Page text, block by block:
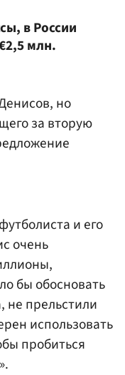
в России
млн.
но
за вторую
и его
очень
бы обосновать
не прельстили
использовать
пробиться